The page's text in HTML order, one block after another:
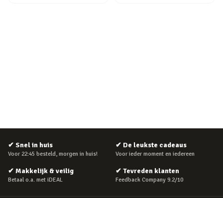
✔ Snel in huis
Voor 22:45 besteld, morgen in huis!
✔ De leukste cadeaus
Voor ieder moment en iedereen
✔ Makkelijk & veilig
Betaal o.a. met iDEAL
✔ Tevreden klanten
Feedback Company 9.2/10